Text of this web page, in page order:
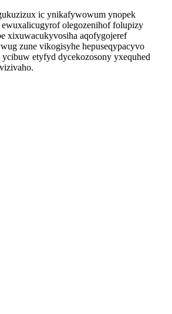
ic ynikafywowum ynopek
olegozenihof folupizy
xixuwacukyvosiha aqofygojeref
zune vikogisyhe hepuseqypacyvo
etyfyd dycekozosony yxequhed